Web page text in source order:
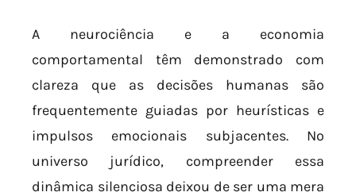
A neurociência e a economia
comportamental têm demonstrado com
clareza que as decisões humanas são
frequentemente guiadas por heurísticas e
impulsos emocionais subjacentes. No
universo jurídico, compreender essa
dinâmica silenciosa deixou de ser uma mera